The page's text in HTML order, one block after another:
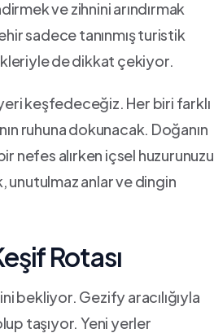
ve zihnini arındırmak
sadece‌ tanınmış turistik
de dikkat çekiyor.​
yeri keşfedeceğiz. Her biri farklı
ruhuna dokunacak. ⁤Doğanın
nefes alırken içsel huzurunuzu
unutulmaz anlar ve ‌dingin
​Rotası
​bekliyor. Gezify aracılığıyla
taşıyor. Yeni ‌yerler